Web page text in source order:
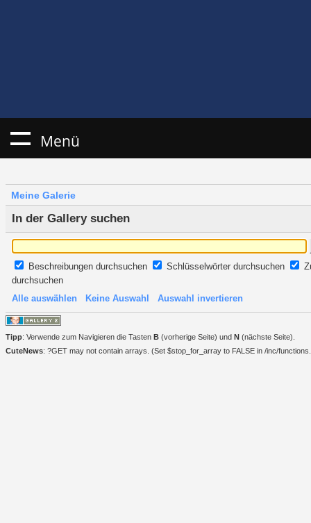
Menü
Meine Galerie
In der Gallery suchen
Beschreibungen durchsuchen Schlüsselwörter durchsuchen
durchsuchen
Alle auswählen
Keine Auswahl Auswahl invertieren
Tipp: Verwende zum Navigieren die Tasten B (vorherige Seite) und N (nächste Seite).
CuteNews: ?GET may not contain arrays. (Set $stop_for_array to FALSE in /inc/